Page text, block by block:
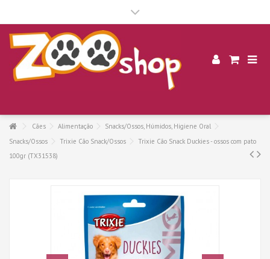
Cães Alimentação
Snacks/Ossos, Húmidos, Higiene Oral
Snacks/Ossos
Trixie Cão Snack/Ossos
Trixie Cão Snack Duckies - ossos com pato
100gr (TX31538)